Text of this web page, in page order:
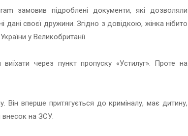
замовив підроблені документи, які дозволяли
своєї дружини. Згідно з довідкою, жінка нібито
у Великобританії.
через пункт пропуску «Устилуг». Проте на
Він вперше притягується до криміналу, має дитину,
внесок на ЗСУ.